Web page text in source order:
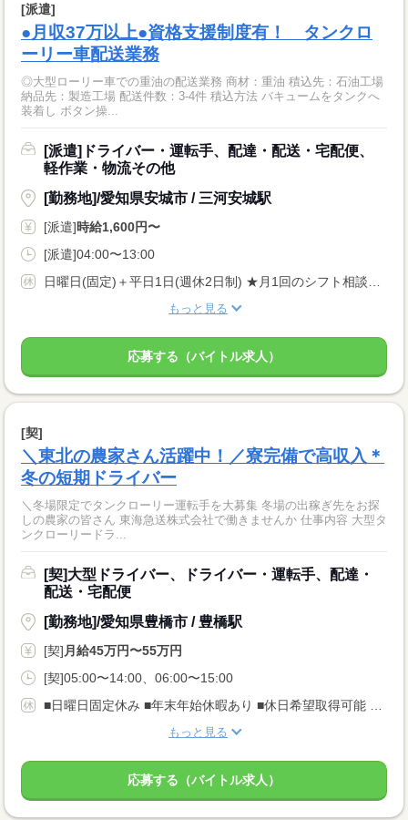
[派遣]
●月収37万以上●資格支援制度有！ タンクロ
ーリー車配送業務
◎大型ローリー車での重油の配送業務 商材：重油 積込先：石油工場
納品先：製造工場 配送件数：3-4件 積込方法 バキュームをタンクへ
装着し ボタン操...
[派遣]ドライバー・運転手、配達・配送・宅配便、
軽作業・物流その他
[勤務地]/愛知県安城市 / 三河安城駅
[派遣]時給1,600円〜
[派遣]04:00〜13:00
もっと見る
応募する（バイトル求人）
[契]
＼東北の農家さん活躍中！／寮完備で高収入＊
冬の短期ドライバー
＼冬場限定でタンクローリー運転手を大募集 冬場の出稼ぎ先をお探
しの農家の皆さん 東海急送株式会社で働きませんか 仕事内容 大型タ
ンクローリードラ...
[契]大型ドライバー、ドライバー・運転手、配達・
配送・宅配便
[勤務地]/愛知県豊橋市 / 豊橋駅
[契] 月給45万円〜55万円
[契]05:00〜14:00、06:00〜15:00
もっと見る
応募する（バイトル求人）